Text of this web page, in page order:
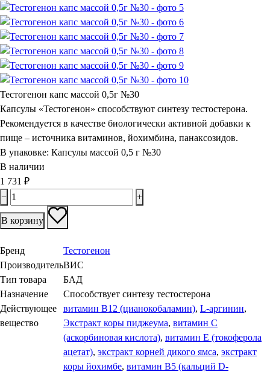
Тестогенон капс массой 0,5г №30
Капсулы «Тестогенон» способствуют синтезу тестостерона.
Рекомендуется в качестве биологически активной добавки к
пище – источника витаминов, йохимбина, панаксозидов.
В упаковке: Капсулы массой 0,5 г №30
В наличии
1 731 ₽
−
+
В корзину
Бренд
Тестогенон
ПроизводительВИС
Тип товара
БАД
Назначение
Способствует синтезу тестостерона
Действующее
вещество
витамин В12 (цианокобаламин), L-аргинин,
Экстракт коры пиджеума, витамин С
(аскорбиновая кислота), витамин Е (токоферола
ацетат), экстракт корней дикого ямса, экстракт
коры йохимбе, витамин В5 (кальций D-